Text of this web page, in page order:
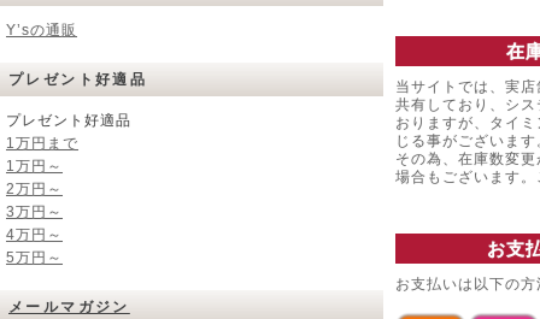
Y’sの通販
プレゼント好適品
プレゼント好適品
1万円まで
1万円～
2万円～
3万円～
4万円～
5万円～
メールマガジン
在
当サイトでは、実
共有しており、シ
おりますが、タイ
じる事がございます
その為、在庫数変
場合もございます
お支
お支払いは以下の